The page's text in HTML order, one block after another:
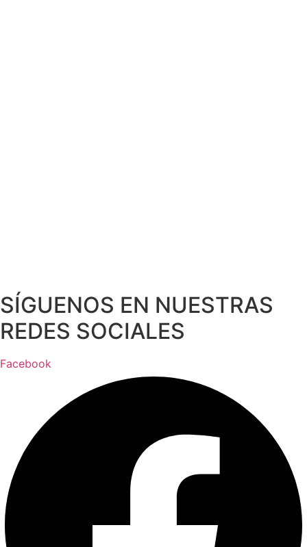
SÍGUENOS EN NUESTRAS
REDES SOCIALES
Facebook